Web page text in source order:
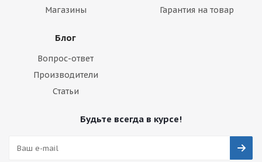
Магазины
Гарантия на товар
Блог
Вопрос-ответ
Производители
Статьи
Будьте всегда в курсе!